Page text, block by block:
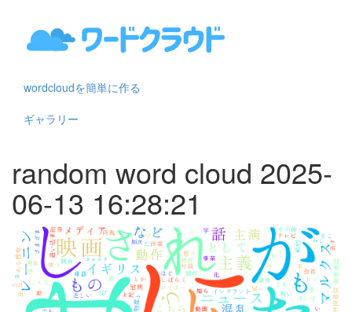
wordcloudを簡単に作る
ギャラリー
random word cloud 2025-
06-13 16:28:21